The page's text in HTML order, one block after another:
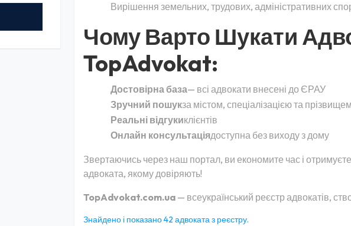
Вирішення земельних, трудових, адміністративних
Чому Варто Шукати
TopAdvokat:
Достовірна база— всі адвокати внесені до ЄРАУ
Зручний пошукза містом, спеціалізацією та прізвищем
Реальні відгукиклієнтів
Онлайн консультаціядоступна без виходу з дому
Звертаючись через наш портал, ви економите час і
адвоката, якому довіряють!
TopAdvokat.com.ua — всеукраїнський реєстр адвокатів,
Знайдено і показано 42 адвоката з реєстру.